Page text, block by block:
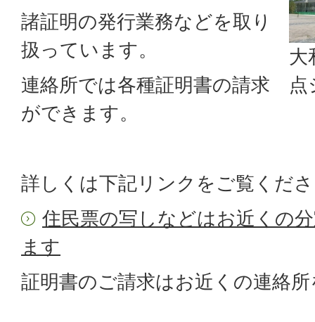
大
点
諸証明の発行業務などを取り
扱っています。
連絡所では各種証明書の請求
ができます。
詳しくは下記リンクをご覧くだ
住民票の写しなどはお近くの
ます
証明書のご請求はお近くの連絡